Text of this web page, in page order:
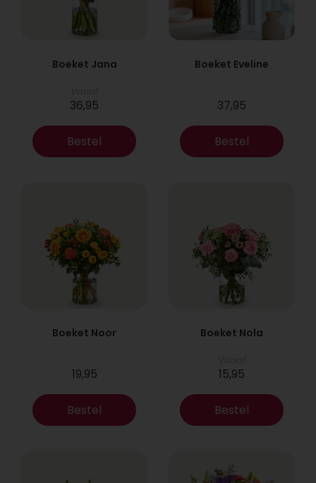
Boeket Jana
36,95
Bestel
Boeket Eveline
37,95
Bestel
Boeket Noor
19,95
Bestel
Boeket Nola
15,95
Bestel